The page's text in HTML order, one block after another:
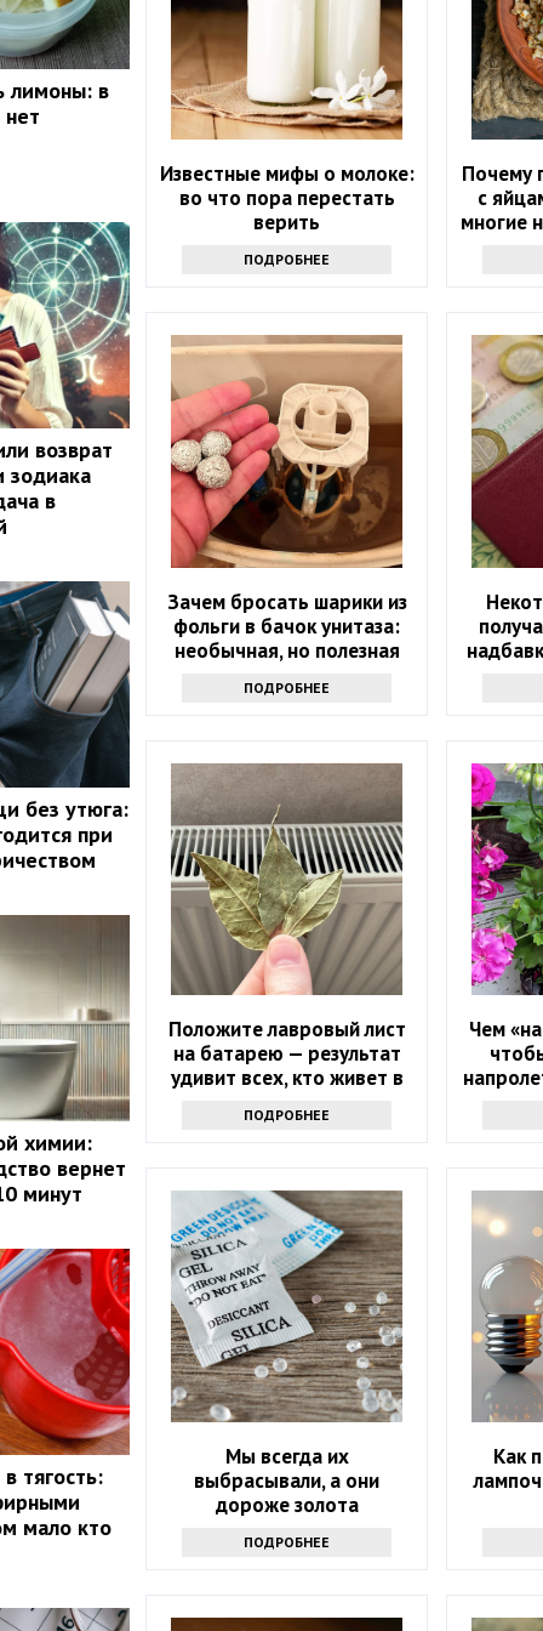
лимоны: в
возврат
зодиака
в
без утюга:
при
химии:
вернет
минут
тягость:
мало кто
Известные мифы о молоке:
во что пора перестать
верить
ПОДРОБНЕЕ
Почему
с
многие
Зачем бросать шарики из
фольги в бачок унитаза:
необычная, но полезная
ПОДРОБНЕЕ
Положите лавровый лист
на батарею — результат
удивит всех, кто живет в
ПОДРОБНЕЕ
Чем
Мы всегда их
выбрасывали, а они
дороже золота
ПОДРОБНЕЕ
Как